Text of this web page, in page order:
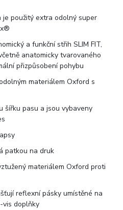
použitý extra odolný super
a funkční střih SLIM FIT,
anatomicky tvarovaného
přizpůsobení pohybu
materiálem Oxford s
šířku pasu a jsou vybaveny
patkou na druk
materiálem Oxford proti
reflexní pásky umístěné na
vis doplňky